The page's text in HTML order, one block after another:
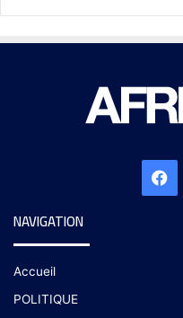
NAVIGATION
Accueil
POLITIQUE